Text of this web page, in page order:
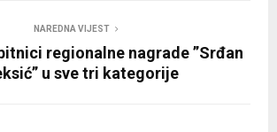
NAREDNA VIJEST
regionalne nagrade ”Srđan
u sve tri kategorije